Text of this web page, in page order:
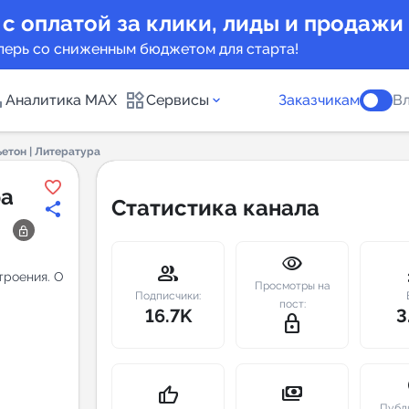
оплатой за клики, лиды и продажи
со сниженным бюджетом для старта!
Аналитика MAX Сервисы
Индекс
Telegram
New
Заказчикам
| Литература
О
Статистика канала
group
Подписчики:
16.7K
visibility
Просмотры на
пост:
lock_outline
thumb_up payments